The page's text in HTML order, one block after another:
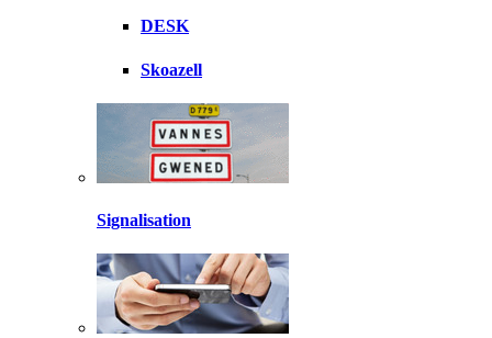
DESK
Skoazell
Signalisation